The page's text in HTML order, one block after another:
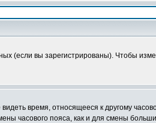
(если вы зарегистрированы). Чтобы
время, относящееся к другому
часового пояса, как и для смены